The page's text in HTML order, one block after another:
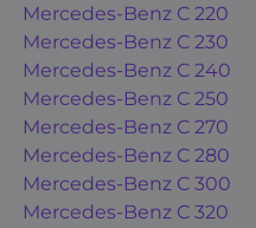
Mercedes-Benz C 220
Mercedes-Benz C 230
Mercedes-Benz C 240
Mercedes-Benz C 250
Mercedes-Benz C 270
Mercedes-Benz C 280
Mercedes-Benz C 300
Mercedes-Benz C 320